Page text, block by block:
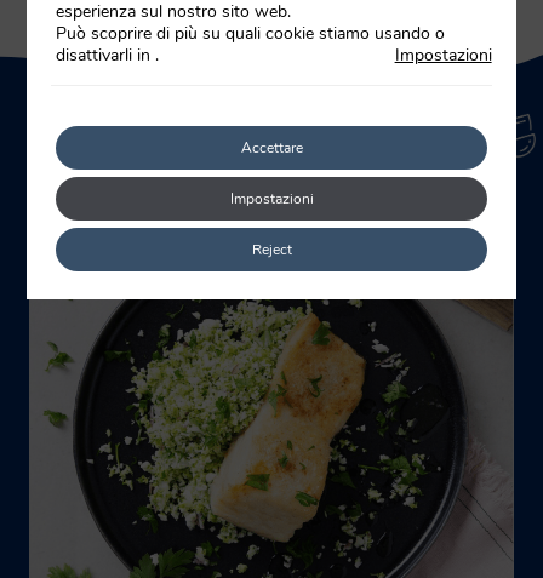
Ricette correlate
esperienza sul nostro sito web.
Può scoprire di più su quali cookie stiamo usando o
disattivarli in
Impostazioni
.
Accettare
Reject
Impostazioni